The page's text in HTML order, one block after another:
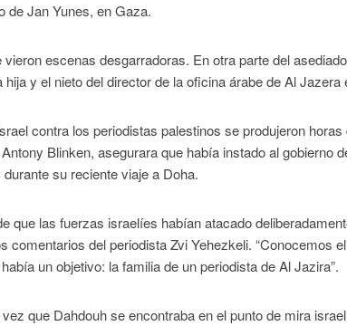
de Jan Yunes, en Gaza.
vieron escenas desgarradoras. En otra parte del
hija y el nieto del director de la oficina árabe de Al Jazera
contra los periodistas palestinos se produjeron
Blinken, asegurara que había instado al gobierno
su reciente viaje a Doha.
que las fuerzas israelíes habían atacado
comentarios del periodista Zvi Yehezkeli. “Conocemos
un objetivo: la familia de un periodista de Al Jazira”.
que Dahdouh se encontraba en el punto de mira